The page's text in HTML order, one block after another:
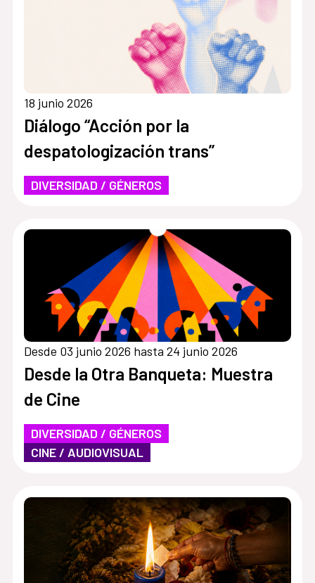
18 junio 2026
Diálogo “Acción por la
despatologización trans”
DIVERSIDAD / GÉNEROS
Desde 03 junio 2026 hasta 24 junio 2026
Desde la Otra Banqueta: Muestra
de Cine
DIVERSIDAD / GÉNEROS
CINE / AUDIOVISUAL